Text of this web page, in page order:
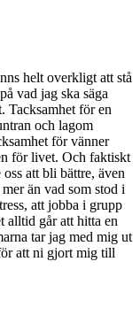
helt overkligt att stå
vad jag ska säga
Tacksamhet för en
och lagom
för vänner
för livet. Och faktiskt
att bli bättre, även
än vad som stod i
att jobba i grupp
alltid går att hitta en
tar jag med mig ut
att ni gjort mig till